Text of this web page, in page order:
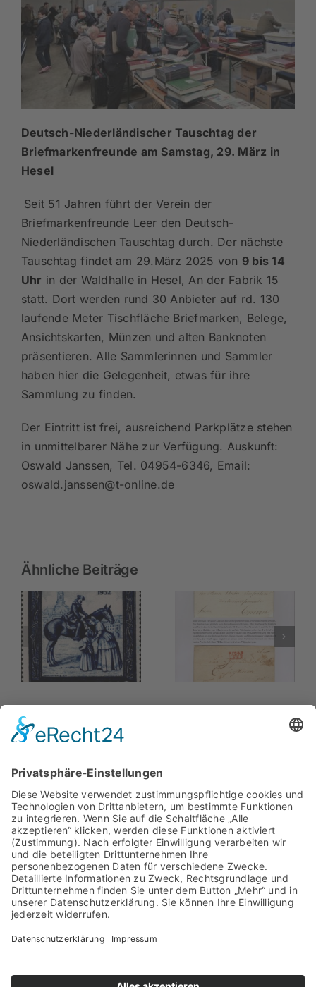
Deutsch-Niederländischer Tauschtag der
Briefmarkenfreunde am Samstag, 29. März in
Hesel
Seit 51 Jahren führt der Verein der
Briefmarkenfreunde Leer den Deutsch-
Niederländischen Tauschtag durch. Der nächste
Tauschtag findet am 29.März 2025 von 9 bis 14
Uhr in der Waldhalle in Hesel, An der Fabrik 15
statt. Dort werden rund 30 Anbieter auf rd. 130
laufende Meter Tischfläche Briefmarken, Belege,
Ansichtskarten, Münzen und alten Banknoten
präsentieren. Alle Sammlerinnen und Sammler
haben hier die Gelegenheit, etwas für ihre
Sammlung zu finden.
Der Eintritt ist frei, ausreichend Parkplätze stehen
in unmittelbarer Nähe zur Verfügung. Auskunft:
Oswald Janssen, Tel. 04954-6346, Email:
oswald.janssen@t-online.de
Ähnliche Beiträge
Ausstellungserfolge
unserer Mitglieder
Dienstag, 14. Juli
2026, 19.30 Uhr
monatliches
Tauschtreffen in
Leer,
Bürgerzentrum
Ledatreff
Briefmarkenfreunde Leer e.V.
Am Helling 11
26802 Moormerland
Telefon: 04954 – 9913464
info@briefmarkenfreunde-leer.de
Datenschutz
Impressum